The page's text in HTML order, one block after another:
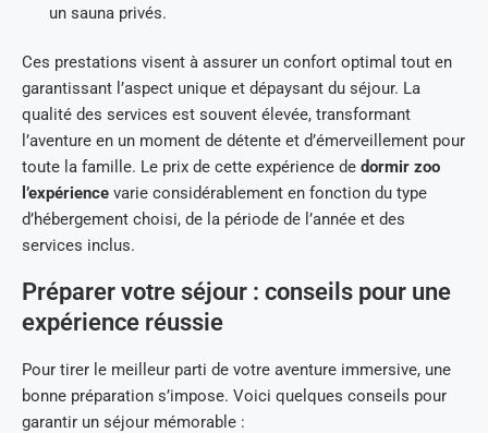
un sauna privés.
Ces prestations visent à assurer un confort optimal tout en
garantissant l’aspect unique et dépaysant du séjour. La
qualité des services est souvent élevée, transformant
l’aventure en un moment de détente et d’émerveillement pour
toute la famille. Le prix de cette expérience de dormir zoo
l’expérience varie considérablement en fonction du type
d’hébergement choisi, de la période de l’année et des
services inclus.
Préparer votre séjour : conseils pour une
expérience réussie
Pour tirer le meilleur parti de votre aventure immersive, une
bonne préparation s’impose. Voici quelques conseils pour
garantir un séjour mémorable :